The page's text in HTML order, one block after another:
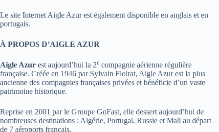
Le site Internet Aigle Azur est également disponible en anglais et en
portugais.
À PROPOS D’AIGLE AZUR
Aigle Azur est aujourd’hui la 2e compagnie aérienne régulière
française. Créée en 1946 par Sylvain Floirat, Aigle Azur est la plus
ancienne des compagnies françaises privées et bénéficie d’un vaste
patrimoine historique.
Reprise en 2001 par le Groupe GoFast, elle dessert aujourd’hui de
nombreuses destinations : Algérie, Portugal, Russie et Mali au départ
de 7 aéroports français.